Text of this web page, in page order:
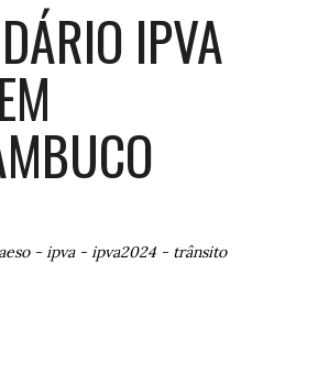
IPVA
- ipva- ipva2024 - trânsito